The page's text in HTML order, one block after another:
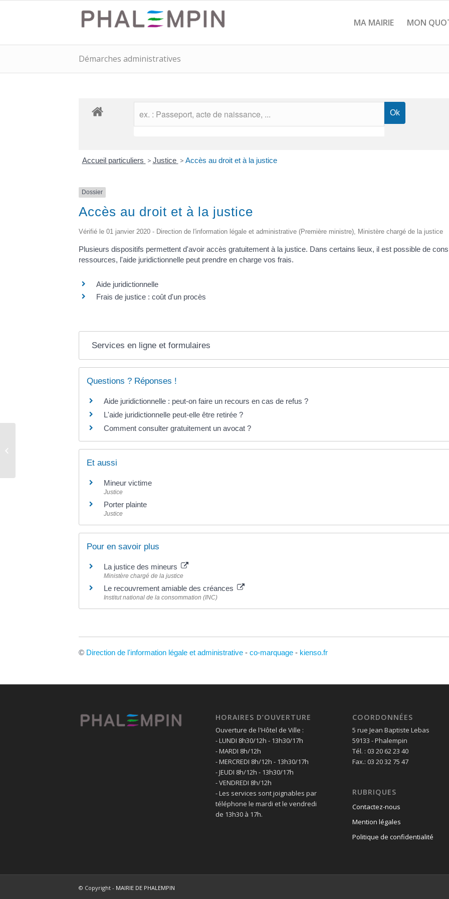
MA MAIRIE MON
Démarches administratives
Accueil particuliers > Justice > Accès au droit et à la justice
Dossier
Accès au droit et à la justice
Vérifié le 01 janvier 2020 - Direction de l'information légale et administrative (Première ministre), Ministère chargé de la justice
Plusieurs dispositifs permettent d'avoir accès gratuitement à la justice. Dans certains lieux, il est possible de
ressources, l'aide juridictionnelle peut prendre en charge vos frais.
Aide juridictionnelle
Frais de justice : coût d'un procès
Services en ligne et formulaires
Questions ? Réponses !
Aide juridictionnelle : peut-on faire un recours en cas de refus ?
L'aide juridictionnelle peut-elle être retirée ?
Comment consulter gratuitement un avocat ?
Et aussi
Mineur victime
Justice
Porter plainte
Justice
Pour en savoir plus
La justice des mineurs
Ministère chargé de la justice
Le recouvrement amiable des créances
Institut national de la consommation (INC)
© Direction de l'information légale et administrative - co-marquage - kienso.fr
HORAIRES D’OUVERTURE
Ouverture de l'Hôtel de Ville :
- LUNDI 8h30/12h - 13h30/17h
- MARDI 8h/12h
- MERCREDI 8h/12h - 13h30/17h
- JEUDI 8h/12h - 13h30/17h
- VENDREDI 8h/12h
- Les services sont joignables par
téléphone le mardi et le vendredi
de 13h30 à 17h.
COORDONNÉES
5 rue Jean Baptiste Lebas
59133 - Phalempin
Tél. : 03 20 62 23 40
Fax.: 03 20 32 75 47
RUBRIQUES
Contactez-nous
Mention légales
Politique de confidentialité
© Copyright - MAIRIE DE PHALEMPIN